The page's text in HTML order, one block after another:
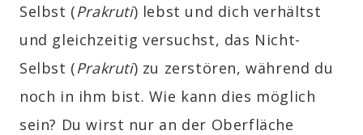
Selbst (Prakruti) lebst und dich verhältst
und gleichzeitig versuchst, das Nicht-
Selbst (Prakruti) zu zerstören, während du
noch in ihm bist. Wie kann dies möglich
sein? Du wirst nur an der Oberfläche